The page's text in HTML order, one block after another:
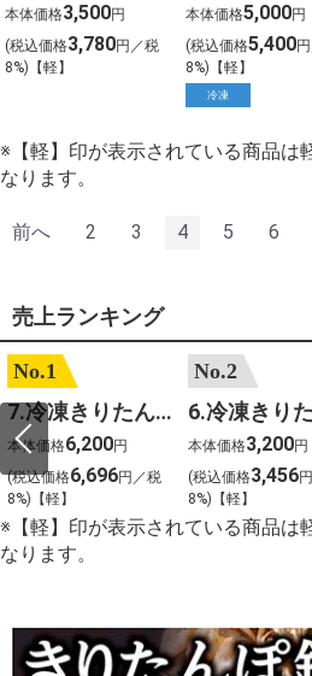
本体価格3,500円
(税込価格3,780円／税
8%)【軽】
本体価格5,000円
(税込価格5,400
8%)【軽】
冷凍
※【軽】印が表示されている商品は
なります。
前へ 2 3 4 5 6
売上ランキング
No.1
7.冷凍きりたんぽセットM 野菜なし 4人前
本体価格6,200円
(税込価格6,696円／税
8%)【軽】
No.2
本体価格3,200円
(税込価格3,456
8%)【軽】
※【軽】印が表示されている商品は
なります。